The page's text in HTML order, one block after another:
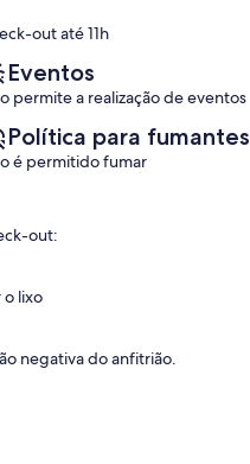
Vista
avaliações)
out até 11h
Eventos
permite a realização de eventos
Política para fumantes
é permitido fumar
out:
o lixo
negativa do anfitrião.